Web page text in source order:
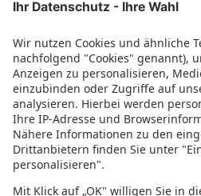
Impressum
Datenschutz
Datenschutzeinstellungen
Abonniere uns mit RSS
Top 9 Djerba Strände und
orientalischer Zauber 27.